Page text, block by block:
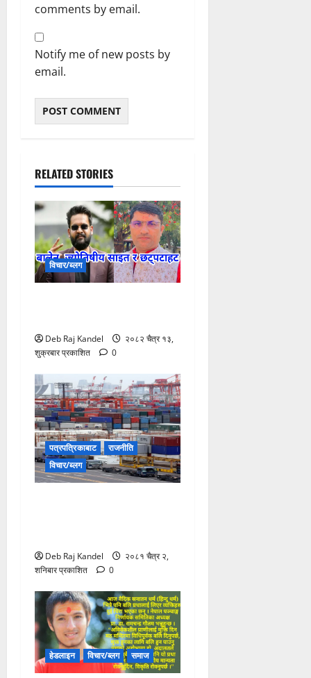
comments by email.
Notify me of new posts by
email.
RELATED STORIES
विचार/ब्लग
Deb Raj Kandel
२०८२ चैत्र १३,
शुक्रबार प्रकाशित
0
पत्रपत्रिकाबाट
राजनीति
विचार/ब्लग
Deb Raj Kandel
२०८१ चैत्र २,
शनिबार प्रकाशित
0
हेडलाइन विचार/ब्लग समाज